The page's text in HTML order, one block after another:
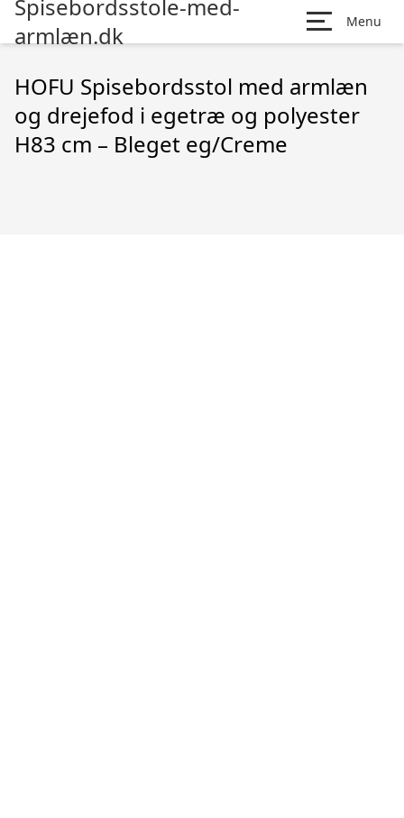
Spisebordsstole-med-
armlæn.dk
Menu
HOFU Spisebordsstol med armlæn
og drejefod i egetræ og polyester
H83 cm – Bleget eg/Creme